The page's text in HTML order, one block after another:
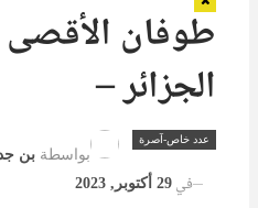
طوفان الأقصى
الجزائر –
عدد خاص-آصرة
بواسطة بن جدو
في 29 أكتوبر, 2023